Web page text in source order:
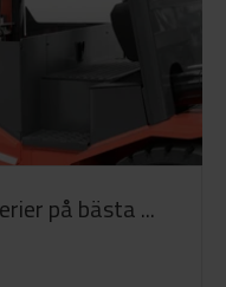
på bästa ...